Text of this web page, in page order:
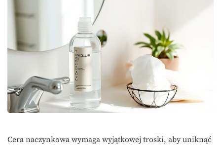
Cera naczynkowa wymaga wyjątkowej troski, aby uniknąć